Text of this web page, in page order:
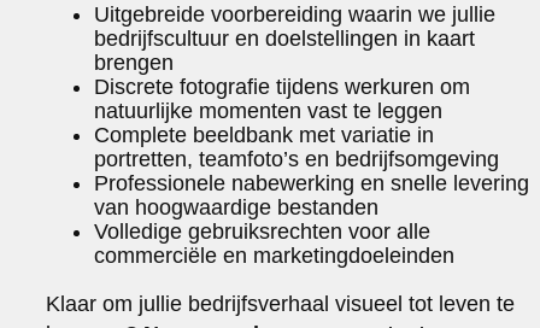
Uitgebreide voorbereiding waarin we jullie
bedrijfscultuur en doelstellingen in kaart
brengen
Discrete fotografie tijdens werkuren om
natuurlijke momenten vast te leggen
Complete beeldbank met variatie in
portretten, teamfoto’s en bedrijfsomgeving
Professionele nabewerking en snelle levering
van hoogwaardige bestanden
Volledige gebruiksrechten voor alle
commerciële en marketingdoeleinden
Klaar om jullie bedrijfsverhaal visueel tot leven te